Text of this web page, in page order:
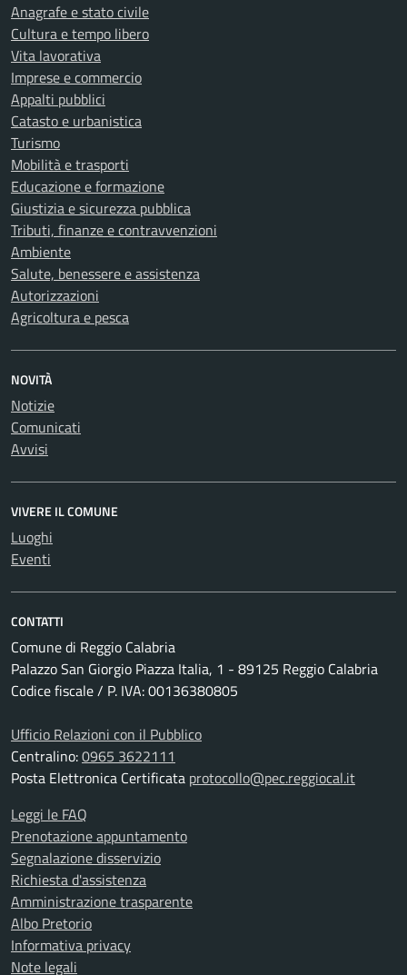
Anagrafe e stato civile
Cultura e tempo libero
Vita lavorativa
Imprese e commercio
Appalti pubblici
Catasto e urbanistica
Turismo
Mobilità e trasporti
Educazione e formazione
Giustizia e sicurezza pubblica
Tributi, finanze e contravvenzioni
Ambiente
Salute, benessere e assistenza
Autorizzazioni
Agricoltura e pesca
NOVITÀ
Notizie
Comunicati
Avvisi
VIVERE IL COMUNE
Luoghi
Eventi
CONTATTI
Comune di Reggio Calabria
Palazzo San Giorgio Piazza Italia, 1 - 89125 Reggio Calabria
Codice fiscale / P. IVA: 00136380805
Ufficio Relazioni con il Pubblico
Centralino:0965 3622111
Posta Elettronica Certificata protocollo@pec.reggiocal.it
Leggi le FAQ
Prenotazione appuntamento
Segnalazione disservizio
Richiesta d'assistenza
Amministrazione trasparente
Albo Pretorio
Informativa privacy
Note legali